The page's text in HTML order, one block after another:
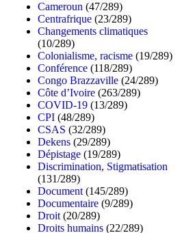
Cameroun (47/289)
Centrafrique (23/289)
Changements climatiques
(10/289)
Colonialisme, racisme (19/289)
Conférence (118/289)
Congo Brazzaville (24/289)
Côte d’Ivoire (263/289)
COVID-19 (13/289)
CPI (48/289)
CSAS (32/289)
Dekens (29/289)
Dépistage (19/289)
Discrimination, Stigmatisation
(131/289)
Document (145/289)
Documentaire (9/289)
Droit (20/289)
Droits humains (22/289)